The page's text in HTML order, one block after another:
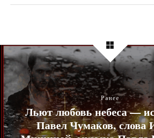
Ранее
Льют любовь небеса —
Павел Чумаков, слова